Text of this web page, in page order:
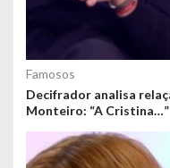
Famosos
Decifrador analisa
Monteiro: “A Cristina…”